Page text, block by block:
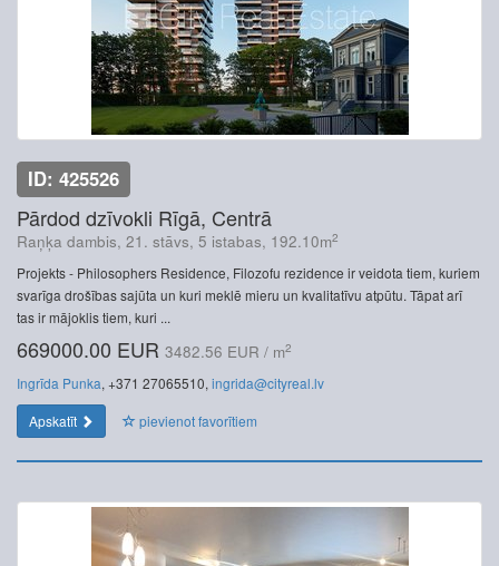
ID: 425526
Pārdod dzīvokli Rīgā, Centrā
Raņķa dambis, 21. stāvs, 5 istabas, 192.10m2
Projekts - Philosophers Residence, Filozofu rezidence ir veidota tiem, kuriem
svarīga drošības sajūta un kuri meklē mieru un kvalitatīvu atpūtu. Tāpat arī
tas ir mājoklis tiem, kuri ...
669000.00 EUR 3482.56 EUR / m2
Ingrīda Punka, +371 27065510, ingrida@cityreal.lv
Apskatīt
pievienot favorītiem